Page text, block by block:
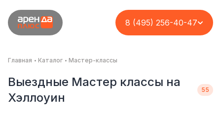
8 (495) 256-40-47
Главная Каталог Мастер-классы
Выездные Мастер классы на
Хэллоуин